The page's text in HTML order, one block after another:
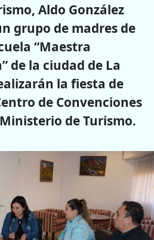
Aldo González
grupo de madres de
“Maestra
de la ciudad de La
la fiesta de
de Convenciones
de Turismo.